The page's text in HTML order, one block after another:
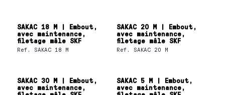
SAKAC 18 M | Embout,
avec maintenance,
filetage mâle SKF
Ref. SAKAC 18 M
SAKAC 20 M | Embout,
avec maintenance,
filetage mâle SKF
Ref. SAKAC 20 M
SAKAC 30 M | Embout,
avec maintenance,
SAKAC 5 M | Embout,
avec maintenance,